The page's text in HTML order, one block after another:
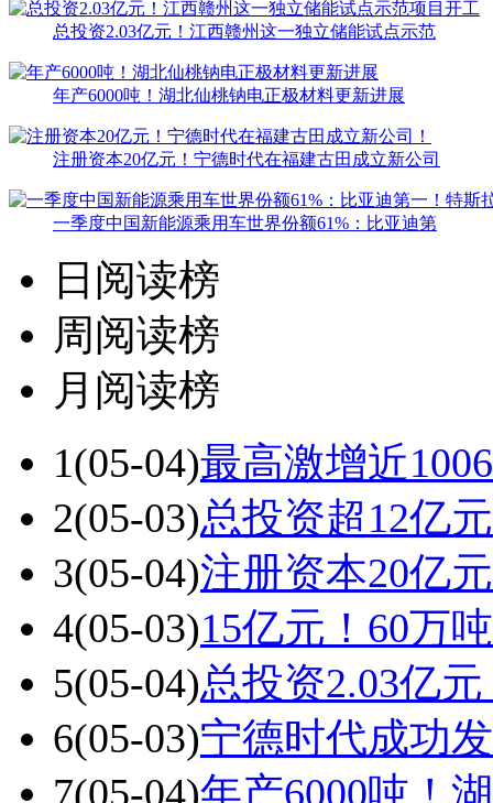
总投资2.03亿元！江西赣州这一独立储能试点示范
年产6000吨！湖北仙桃钠电正极材料更新进展
注册资本20亿元！宁德时代在福建古田成立新公司
一季度中国新能源乘用车世界份额61%：比亚迪第
日阅读榜
周阅读榜
月阅读榜
1(05-04)最高激增近
2(05-03)总投资超12亿
3(05-04)注册资本20亿
4(05-03)15亿元！60万
5(05-04)总投资2.03亿
6(05-03)宁德时代成功
7(05-04)年产6000吨！